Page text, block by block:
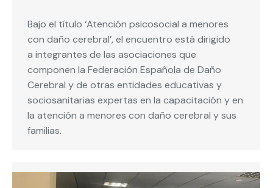
Bajo el título ‘Atención psicosocial a menores
con daño cerebral’, el encuentro está dirigido
a integrantes de las asociaciones que
componen la Federación Española de Daño
Cerebral y de otras entidades educativas y
sociosanitarias expertas en la capacitación y en
la atención a menores con daño cerebral y sus
familias.